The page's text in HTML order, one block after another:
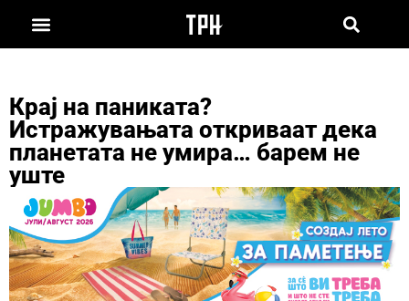
Крај на паниката?
Истражувањата откриваат дека
планетата не умира… барем не
уште